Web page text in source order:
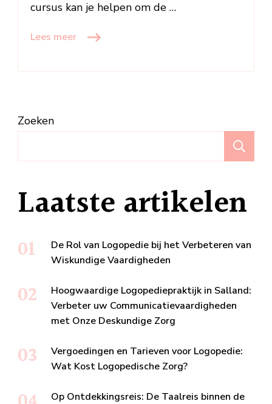
cursus kan je helpen om de …
Lees meer
Zoeken
Laatste artikelen
De Rol van Logopedie bij het Verbeteren van
Wiskundige Vaardigheden
Hoogwaardige Logopediepraktijk in Salland:
Verbeter uw Communicatievaardigheden
met Onze Deskundige Zorg
Vergoedingen en Tarieven voor Logopedie:
Wat Kost Logopedische Zorg?
Op Ontdekkingsreis: De Taalreis binnen de